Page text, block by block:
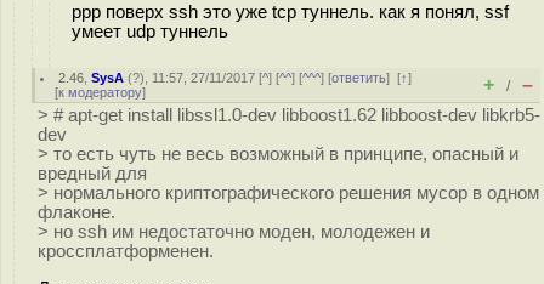
ppp поверх ssh это уже tcp туннель. как я понял, ssf
умеет udp туннель
2.46 ,SysA (?), 11:57, 27/11/2017 [^] [^^] [^^^] [ответить][↑]
[к модератору] + / –
> # apt-get install libssl1.0-dev libboost1.62 libboost-dev libkrb5-
dev
> то есть чуть не весь возможный в принципе, опасный и
вредный для
> нормального криптографического решения мусор в одном
флаконе.
> но ssh им недостаточно моден, молодежен и
кроссплатформенен.